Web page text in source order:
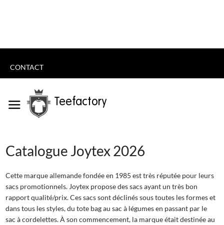
CONTACT
Teefactory
Catalogue Joytex 2026
Cette marque allemande fondée en 1985 est très réputée pour leurs
sacs promotionnels. Joytex propose des sacs ayant un très bon
rapport qualité/prix. Ces sacs sont déclinés sous toutes les formes et
dans tous les styles, du tote bag au sac à légumes en passant par le
sac à cordelettes. À son commencement, la marque était destinée au